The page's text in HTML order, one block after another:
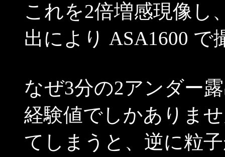
これを2倍増感現像し
出により ASA1600 で
なぜ3分の2アンダー
経験値でしかありま
てしまうと、逆に粒